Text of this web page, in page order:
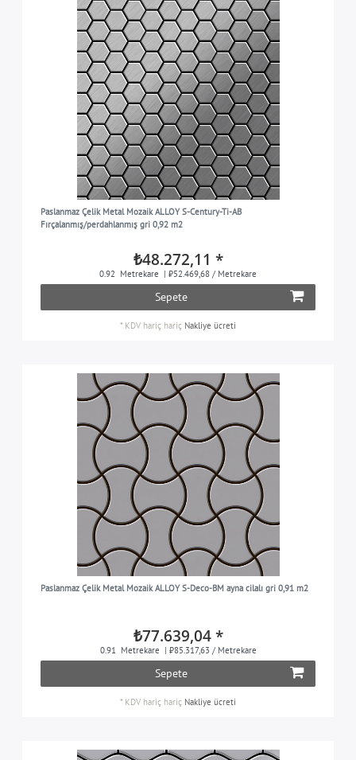
Paslanmaz Çelik Metal Mozaik ALLOY S-Century-Ti-AB
Fırçalanmış/perdahlanmış gri 0,92 m2
₺48.272,11 *
0.92 Metrekare | ₺52.469,68 / Metrekare
Sepete
* KDV hariç hariç Nakliye ücreti
Paslanmaz Çelik Metal Mozaik ALLOY S-Deco-BM ayna cilalı gri 0,91 m2
₺77.639,04 *
0.91 Metrekare | ₺85.317,63 / Metrekare
Sepete
* KDV hariç hariç Nakliye ücreti